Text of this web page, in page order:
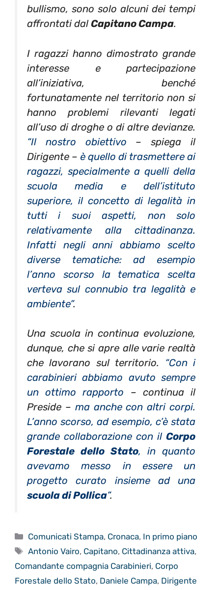
bullismo, sono solo alcuni dei tempi
affrontati dal Capitano Campa.
I ragazzi hanno dimostrato grande
interesse e partecipazione
all’iniziativa, benché
fortunatamente nel territorio non si
hanno problemi rilevanti legati
all’uso di droghe o di altre devianze.
“Il nostro obiettivo – spiega il
Dirigente – è quello di trasmettere ai
ragazzi, specialmente a quelli della
scuola media e dell’istituto
superiore, il concetto di legalità in
tutti i suoi aspetti, non solo
relativamente alla cittadinanza.
Infatti negli anni abbiamo scelto
diverse tematiche: ad esempio
l’anno scorso la tematica scelta
verteva sul connubio tra legalità e
ambiente”.
Una scuola in continua evoluzione,
dunque, che si apre alle varie realtà
che lavorano sul territorio. “Con i
carabinieri abbiamo avuto sempre
un ottimo rapporto – continua il
Preside – ma anche con altri corpi.
L’anno scorso, ad esempio, c’è stata
grande collaborazione con il Corpo
Forestale dello Stato, in quanto
avevamo messo in essere un
progetto curato insieme ad una
scuola di Pollica”.
Categorie
Comunicati Stampa, Cronaca, In primo piano
Tag
Antonio Vairo, Capitano, Cittadinanza attiva,
Comandante compagnia Carabinieri, Corpo
Forestale dello Stato, Daniele Campa, Dirigente